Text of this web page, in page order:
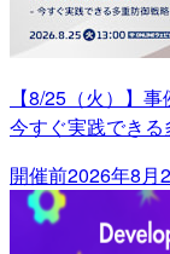
【8/25（火）】
今すぐ実践でき
開催前2026年8月